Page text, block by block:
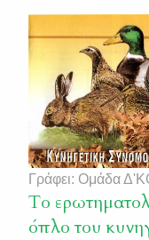
κάλεσμα της
της Δ΄
προσήλθαν χθες
φυτέψουν τα
Γράφει: Ομάδα
Το
όπλο του